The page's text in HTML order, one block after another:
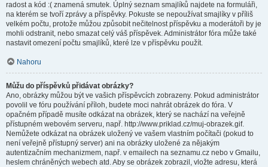
radost a kód :( znamená smutek. Úplný seznam smajlíků najdete na formuláři,
na kterém se tvoří zprávy a příspěvky. Pokuste se nepoužívat smajlíky v příliš
velkém počtu, protože můžou způsobit nečitelnost příspěvku a moderátoři by je
mohli odstranit, nebo smazat celý váš příspěvek. Administrátor fóra může také
nastavit omezení počtu smajlíků, které lze v příspěvku použít.
Nahoru
Můžu do příspěvků přidávat obrázky?
Ano, obrázky můžou být ve vašich příspěvcích zobrazeny. Pokud administrátor
povolil ve fóru používání příloh, budete moci nahrát obrázek do fóra. V
opačném případě musíte odkázat na obrázek, který se nachází na veřejně
přístupném webovém serveru, např. http://www.priklad.cz/muj-obrazek.gif.
Nemůžete odkázat na obrázek uložený ve vašem vlastním počítači (pokud to
není veřejně přístupný server) ani na obrázky uložené za nějakým
autentizačním mechanizmem, např. v emailech na seznamu.cz nebo v Gmailu,
heslem chráněných webech atd. Aby se obrázek zobrazil, vložte adresu, která